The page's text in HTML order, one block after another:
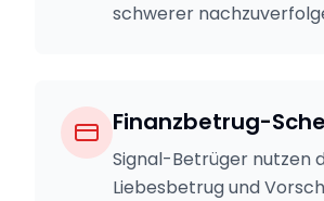
schwerer
Finanzbetrug-
Signal-Betrüger nutzen
Liebesbetrug und